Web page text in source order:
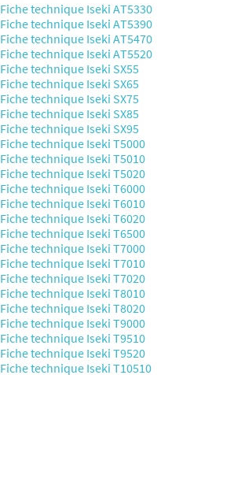
Fiche technique Iseki AT5330
Fiche technique Iseki AT5390
Fiche technique Iseki AT5470
Fiche technique Iseki AT5520
Fiche technique Iseki SX55
Fiche technique Iseki SX65
Fiche technique Iseki SX75
Fiche technique Iseki SX85
Fiche technique Iseki SX95
Fiche technique Iseki T5000
Fiche technique Iseki T5010
Fiche technique Iseki T5020
Fiche technique Iseki T6000
Fiche technique Iseki T6010
Fiche technique Iseki T6020
Fiche technique Iseki T6500
Fiche technique Iseki T7000
Fiche technique Iseki T7010
Fiche technique Iseki T7020
Fiche technique Iseki T8010
Fiche technique Iseki T8020
Fiche technique Iseki T9000
Fiche technique Iseki T9510
Fiche technique Iseki T9520
Fiche technique Iseki T10510